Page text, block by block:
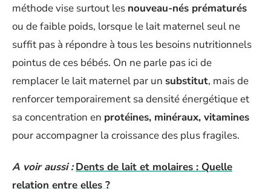
méthode vise surtout les nouveau-nés prématurés
ou de faible poids, lorsque le lait maternel seul ne
suffit pas à répondre à tous les besoins nutritionnels
pointus de ces bébés. On ne parle pas ici de
remplacer le lait maternel par un substitut, mais de
renforcer temporairement sa densité énergétique et
sa concentration en protéines, minéraux, vitamines
pour accompagner la croissance des plus fragiles.
A voir aussi : Dents de lait et molaires : Quelle
relation entre elles ?